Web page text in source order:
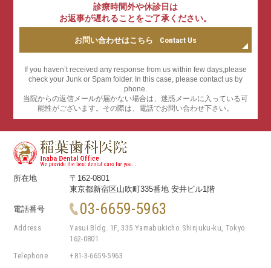
診療時間外や休診日は
お返事が遅れることをご了承ください。
お問い合わせはこちら Contact Us
If you haven’t received any response from us within few days,please
check your Junk or Spam folder. In this case, please contact us by
phone.
当院からの返信メールが届かない場合は、迷惑メールに⼊っている可
能性がございます。その際は、電話でお問い合わせ下さい。
所在地
〒162-0801
東京都新宿区山吹町335番地 安井ビル1階
電話番号 03-6659-5963
Address
Yasui Bldg. 1F, 335 Yamabukicho Shinjuku-ku, Tokyo
162-0801
Telephone
+81-3-6659-5963